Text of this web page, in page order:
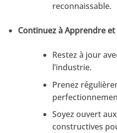
reconnaissable.
Continuez à Apprendre
Restez à jour
l’industrie.
Prenez
Soyez ouvert
constructives